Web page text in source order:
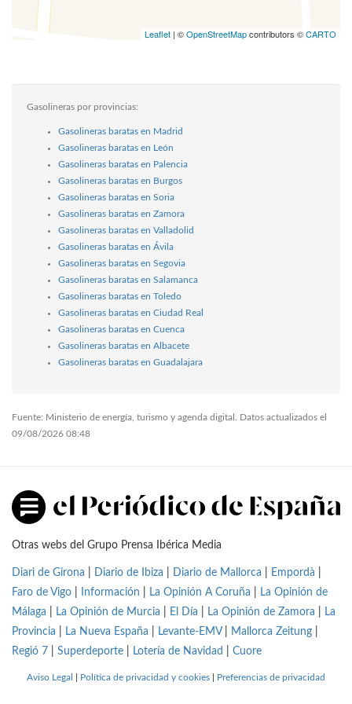
Leaflet | ©OpenStreetMapcontributors ©CARTO
Gasolineras por provincias:
Gasolineras baratas en Madrid
Gasolineras baratas en León
Gasolineras baratas en Palencia
Gasolineras baratas en Burgos
Gasolineras baratas en Soria
Gasolineras baratas en Zamora
Gasolineras baratas en Valladolid
Gasolineras baratas en Ávila
Gasolineras baratas en Segovia
Gasolineras baratas en Salamanca
Gasolineras baratas en Toledo
Gasolineras baratas en Ciudad Real
Gasolineras baratas en Cuenca
Gasolineras baratas en Albacete
Gasolineras baratas en Guadalajara
Fuente: Ministerio de energía, turismo y agenda digital. Datos actualizados el
09/08/2026 08:48
Otras webs del Grupo Prensa Ibérica Media
Diari de Girona Diario de Ibiza Diario de Mallorca Empordà
Faro de Vigo
Información La Opinión A Coruña
La Opinión de
Málaga
La Opinión de Murcia El Día La Opinión de Zamora
La
Provincia
La Nueva España Levante-EMV| Mallorca Zeitung
Regió 7
Superdeporte Lotería de Navidad Cuore
Aviso Legal Política de privacidad y cookies Preferencias de privacidad